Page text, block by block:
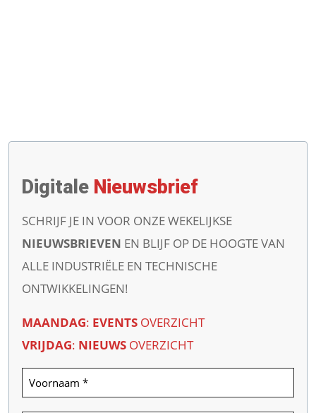
Digitale Nieuwsbrief
SCHRIJF JE IN VOOR ONZE WEKELIJKSE
NIEUWSBRIEVEN EN BLIJF OP DE HOOGTE VAN
ALLE INDUSTRIËLE EN TECHNISCHE
ONTWIKKELINGEN!
MAANDAG: EVENTS OVERZICHT
VRIJDAG: NIEUWS OVERZICHT